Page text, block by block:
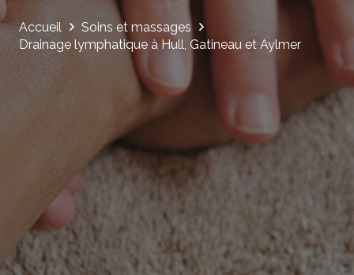
Accueil
Soins et massages
Drainage lymphatique à Hull, Gatineau et Aylmer